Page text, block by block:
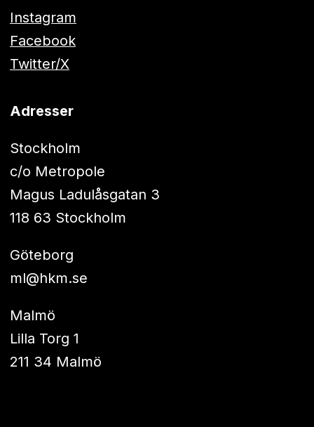
Instagram
Facebook
Twitter/X
Adresser
Stockholm
c/o Metropole
Magus Ladulåsgatan 3
118 63 Stockholm
Göteborg
ml@hkm.se
Malmö
Lilla Torg 1
211 34 Malmö